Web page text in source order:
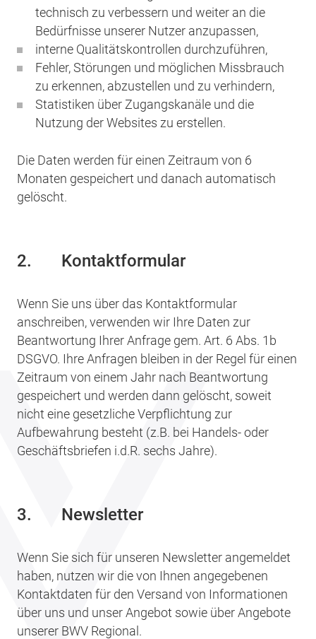
technisch zu verbessern und weiter an die
Bedürfnisse unserer Nutzer anzupassen,
interne Qualitätskontrollen durchzuführen,
Fehler, Störungen und möglichen Missbrauch
zu erkennen, abzustellen und zu verhindern,
Statistiken über Zugangskanäle und die
Nutzung der Websites zu erstellen.
Die Daten werden für einen Zeitraum von 6
Monaten gespeichert und danach automatisch
gelöscht.
2. Kontaktformular
Wenn Sie uns über das Kontaktformular
anschreiben, verwenden wir Ihre Daten zur
Beantwortung Ihrer Anfrage gem. Art. 6 Abs. 1b
DSGVO. Ihre Anfragen bleiben in der Regel für einen
Zeitraum von einem Jahr nach Beantwortung
gespeichert und werden dann gelöscht, soweit
nicht eine gesetzliche Verpflichtung zur
Aufbewahrung besteht (z.B. bei Handels- oder
Geschäftsbriefen i.d.R. sechs Jahre).
3. Newsletter
Wenn Sie sich für unseren Newsletter angemeldet
haben, nutzen wir die von Ihnen angegebenen
Kontaktdaten für den Versand von Informationen
über uns und unser Angebot sowie über Angebote
unserer BWV Regional.